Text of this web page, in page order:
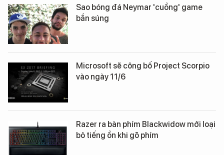
Sao bóng đá Neymar 'cuồng' game
bắn súng
Microsoft sẽ công bố Project Scorpio
vào ngày 11/6
Razer ra bàn phím Blackwidow mới loại
bỏ tiếng ồn khi gõ phím